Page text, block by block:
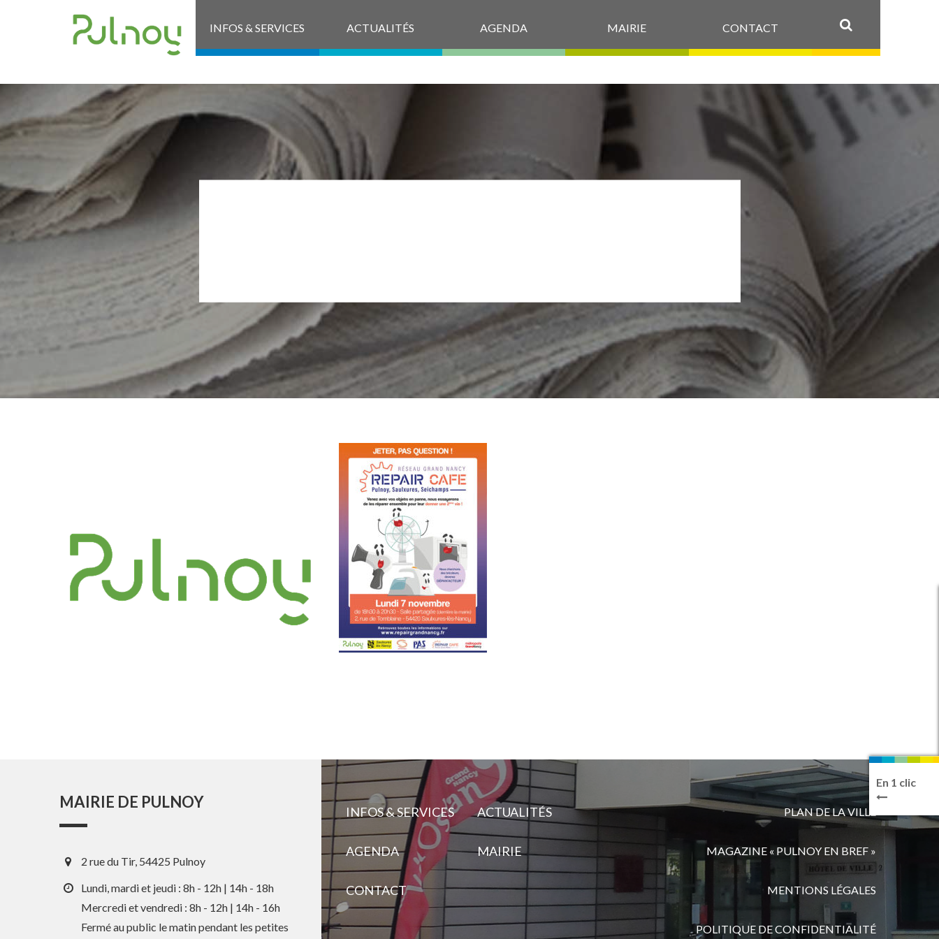
INFOS & SERVICES ACTUALITÉS AGENDA MAIRIE CONTACT
En 1 clic
MAIRIE DE PULNOY
2 rue du Tir, 54425 Pulnoy
Lundi, mardi et jeudi : 8h - 12h | 14h - 18h
Mercredi et vendredi : 8h - 12h | 14h - 16h
Fermé au public le matin pendant les petites
INFOS & SERVICES ACTUALITÉS
AGENDA MAIRIE
CONTACT
PLAN DE LA VILLE
MAGAZINE « PULNOY EN BREF »
MENTIONS LÉGALES
POLITIQUE DE CONFIDENTIALITÉ